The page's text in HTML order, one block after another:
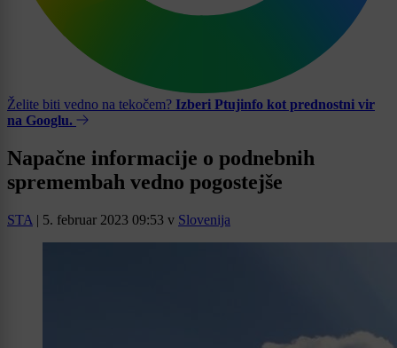
Želite biti vedno na tekočem? Izberi Ptujinfo kot prednostni vir
na Googlu.
Napačne informacije o podnebnih
spremembah vedno pogostejše
STA | 5. februar 2023 09:53 v Slovenija